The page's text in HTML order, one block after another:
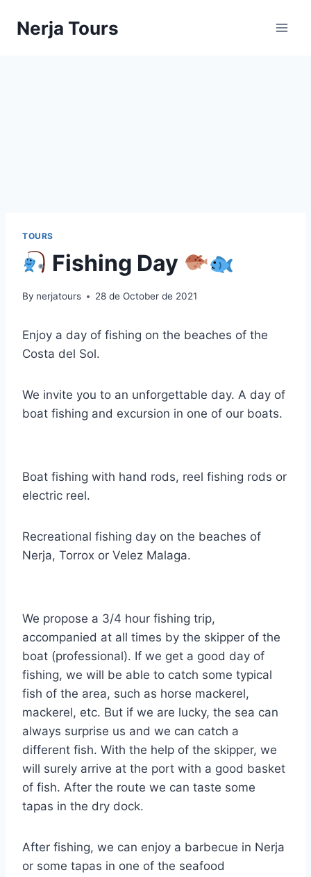
Nerja Tours
TOURS
Fishing Day
By nerjatours 28 de October de 2021
Enjoy a day of fishing on the beaches of the
Costa del Sol.
We invite you to an unforgettable day. A day of
boat fishing and excursion in one of our boats.
Boat fishing with hand rods, reel fishing rods or
electric reel.
Recreational fishing day on the beaches of
Nerja, Torrox or Velez Malaga.
We propose a 3/4 hour fishing trip,
accompanied at all times by the skipper of the
boat (professional). If we get a good day of
fishing, we will be able to catch some typical
fish of the area, such as horse mackerel,
mackerel, etc. But if we are lucky, the sea can
always surprise us and we can catch a
different fish. With the help of the skipper, we
will surely arrive at the port with a good basket
of fish. After the route we can taste some
tapas in the dry dock.
After fishing, we can enjoy a barbecue in Nerja
or some tapas in one of the seafood